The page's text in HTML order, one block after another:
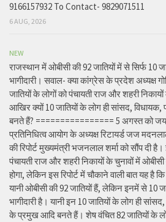
9166157932 To Contact- 9829071511
6 AUG, 2026
NEW
राजस्थान में ओबीसी की 92 जातियों में से सिर्फ 10
भागीदारी। सवाल- क्या कांग्रेस के प्रदेश अध्यक्ष
जातियों के लोगों को पंचायती राज और शहरी
आखिर क्यों 10 जातियों के लोग ही सांसद,
बनते हैं? ================ 5 अगस्त को
प्रतिनिधित्व आयोग के अध्यक्ष रिटायर्ड जज
की रिपोर्ट मुख्यमंत्री भजनलाल शर्मा को सौंप दी
पंचायती राज और शहरी निकायों के चुनावों में
होगा, लेकिन इस रिपोर्ट में चौकाने वाली बात यह है
यानी ओबीसी की 92 जातियों हैं, लेकिन इनमें से 10
भागीदारी है। यानी इन 10 जातियों के लोग ही
के प्रमुख आदि बनते हैं। शेष वंचित 82 जातियों के